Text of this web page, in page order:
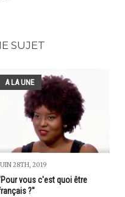
SUJET
A LA UNE
28TH, 2019
vous c'est quoi être
?"